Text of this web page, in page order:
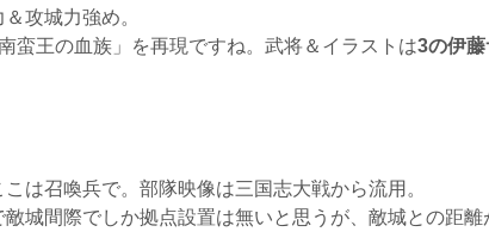
攻城力強め。
蛮王の血族」を再現ですね。武将＆イラストは3の伊
は召喚兵で。部隊映像は三国志大戦から流用。
城間際でしか拠点設置は無いと思うが、敵城との距